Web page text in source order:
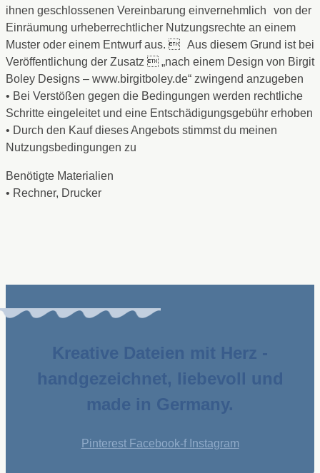
ihnen geschlossenen Vereinbarung einvernehmlich von der
Einräumung urheberrechtlicher Nutzungsrechte an einem
Muster oder einem Entwurf aus.  Aus diesem Grund ist bei
Veröffentlichung der Zusatz  „nach einem Design von Birgit
Boley Designs – www.birgitboley.de“ zwingend anzugeben
• Bei Verstößen gegen die Bedingungen werden rechtliche
Schritte eingeleitet und eine Entschädigungsgebühr erhoben
• Durch den Kauf dieses Angebots stimmst du meinen
Nutzungsbedingungen zu
Benötigte Materialien
• Rechner, Drucker
Kreative Dateien mit Herz -
handgezeichnet, liebevoll und
made in Germany.
Pinterest Facebook-f Instagram